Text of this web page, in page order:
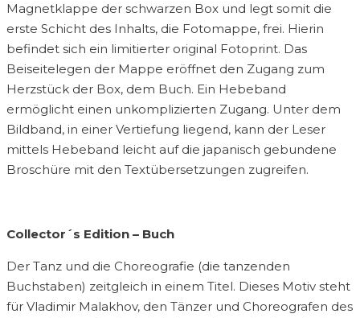
Magnetklappe der schwarzen Box und legt somit die
erste Schicht des Inhalts, die Fotomappe, frei. Hierin
befindet sich ein limitierter original Fotoprint. Das
Beiseitelegen der Mappe eröffnet den Zugang zum
Herzstück der Box, dem Buch. Ein Hebeband
ermöglicht einen unkomplizierten Zugang. Unter dem
Bildband, in einer Vertiefung liegend, kann der Leser
mittels Hebeband leicht auf die japanisch gebundene
Broschüre mit den Textübersetzungen zugreifen.
Collector´s Edition – Buch
Der Tanz und die Choreografie (die tanzenden
Buchstaben) zeitgleich in einem Titel. Dieses Motiv steht
für Vladimir Malakhov, den Tänzer und Choreografen des